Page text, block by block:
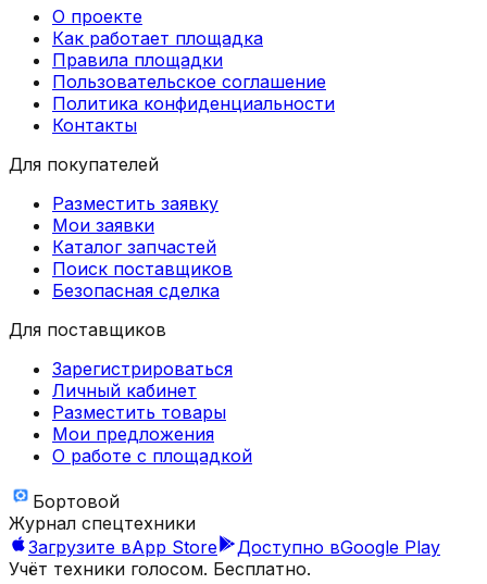
О проекте
Как работает площадка
Правила площадки
Пользовательское соглашение
Политика конфиденциальности
Контакты
Для покупателей
Разместить заявку
Мои заявки
Каталог запчастей
Поиск поставщиков
Безопасная сделка
Для поставщиков
Зарегистрироваться
Личный кабинет
Разместить товары
Мои предложения
О работе с площадкой
Бортовой
Журнал спецтехники
Загрузите вApp Store Доступно вGoogle Play
Учёт техники голосом. Бесплатно.